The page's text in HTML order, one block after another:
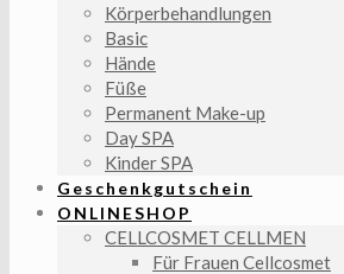
Körperbehandlungen
Basic
Hände
Füße
Permanent Make-up
Day SPA
Kinder SPA
Geschenkgutschein
ONLINESHOP
CELLCOSMET CELLMEN
Für Frauen Cellcosmet